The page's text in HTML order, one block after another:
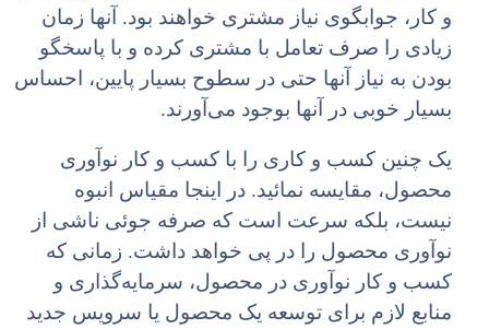
و کار، جوابگوی نیاز مشتری خواهند بود. آنها زمان
زیادی را صرف تعامل با مشتری کرده و با پاسخگو
بودن به نیاز آنها حتی در سطوح بسیار پایین، احساس
بسیار خوبی در آنها بوجود می‌آورند.
یک چنین کسب و کاری را با کسب و کار نوآوری
محصول، مقایسه نمائید. در اینجا مقیاس انبوه
نیست، بلکه سرعت است که صرفه جوئی ناشی از
نوآوری محصول را در پی خواهد داشت. زمانی که
کسب و کار نوآوری در محصول، سرمایه‌گذاری و
منابع لازم برای توسعه یک محصول یا سرویس جدید